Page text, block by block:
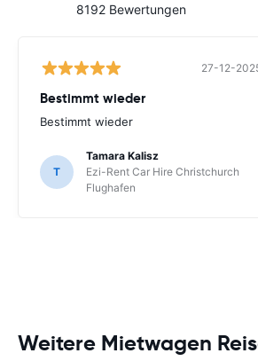
8192 Bewertungen
27-12-
Bestimmt wieder
Bestimmt wieder
T
Tamara Kalisz
Ezi-Rent Car Hire Christchurch
Flughafen
Weitere Mietwagen